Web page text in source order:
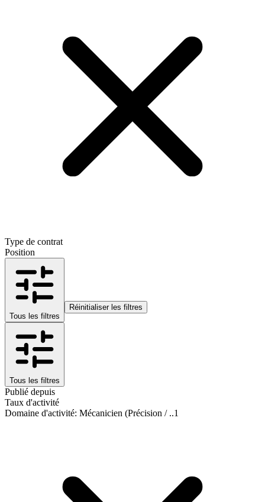
Type de contrat
Position
Tous les filtres
Réinitialiser les filtres
Tous les filtres
Publié depuis
Taux d'activité
Domaine d'activité: Mécanicien (Précision / ..1